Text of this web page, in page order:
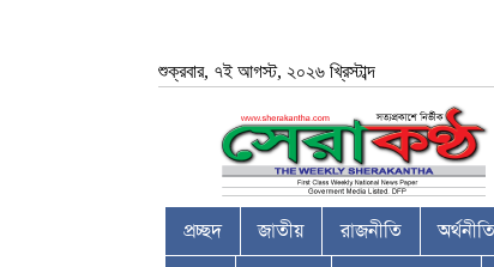
শুক্রবার, ৭ই আগস্ট, ২০২৬ খ্রিস্টাব্দ
প্রচ্ছদ জাতীয় রাজনীতি অর্থনীতি